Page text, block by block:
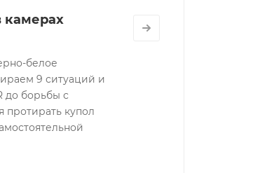
камерах
белое
9 ситуаций и
до борьбы с
протирать купол